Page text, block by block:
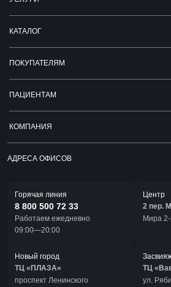
КАТАЛОГ
ПОКУПАТЕЛЯМ
ПАЦИЕНТАМ
КОМПАНИЯ
АДРЕСА ОФИСОВ
Горячая линия
8 800 500 72 33
Работаем ежедневно
09:00—20:00
Центр
2 пер.
Мира
Новый город
ТЦ «ПЛАЗА»
проспект Ленинского
ТЦ
ул.